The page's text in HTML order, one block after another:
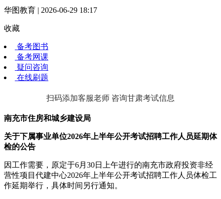
华图教育 | 2026-06-29 18:17
收藏
备考图书
备考网课
疑问咨询
在线刷题
扫码添加客服老师 咨询甘肃考试信息
南充市住房和城乡建设局
关于下属事业单位2026年上半年公开考试招聘工作人员延期体
检的公告
因工作需要，原定于6月30日上午进行的南充市政府投资非经
营性项目代建中心2026年上半年公开考试招聘工作人员体检工
作延期举行，具体时间另行通知。